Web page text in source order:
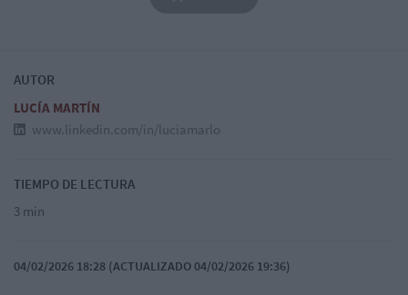
AUTOR
LUCÍA MARTÍN
www.linkedin.com/in/luciamarlo
TIEMPO DE LECTURA
3 min
04/02/2026 18:28 (ACTUALIZADO 04/02/2026 19:36)